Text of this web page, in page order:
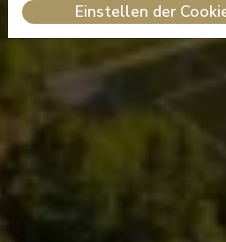
Einstellen der